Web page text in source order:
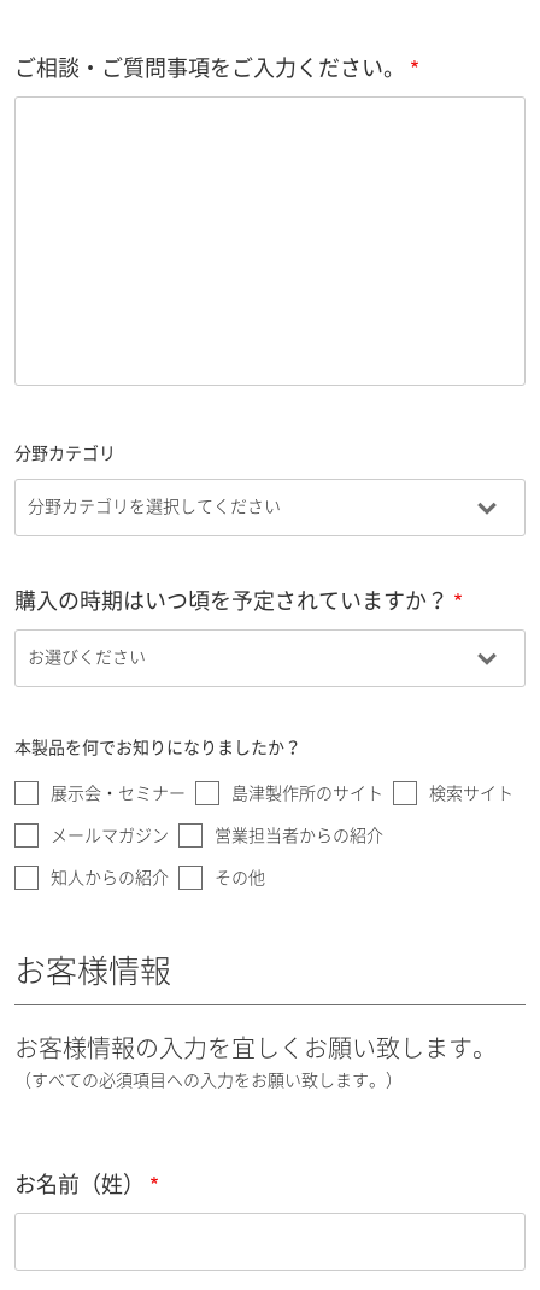
ご相談・ご質問事項をご入力ください。
分野カテゴリ
購入の時期はいつ頃を予定されていますか？
本製品を何でお知りになりましたか？
展示会・セミナー 島津製作所のサイト 検索サイト
メールマガジン 営業担当者からの紹介
知人からの紹介 その他
お客様情報
お客様情報の入力を宜しくお願い致します。
（すべての必須項目への入力をお願い致します。）
お名前（姓）